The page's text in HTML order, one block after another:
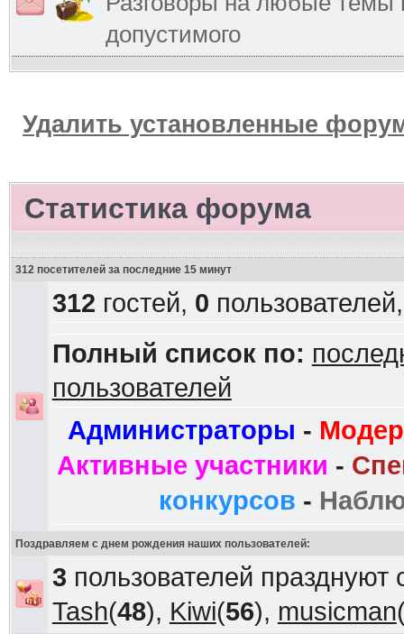
допустимого
Удалить установленные
Статистика форума
312 посетителей за последние 15 минут
312 гостей, 0
Полный список по:
пользователей
Администраторы -
Активные участники -
конкурсов -
Поздравляем с днем рождения наших пользователей:
3 пользователей
Tash(48), Kiwi(56), musicman